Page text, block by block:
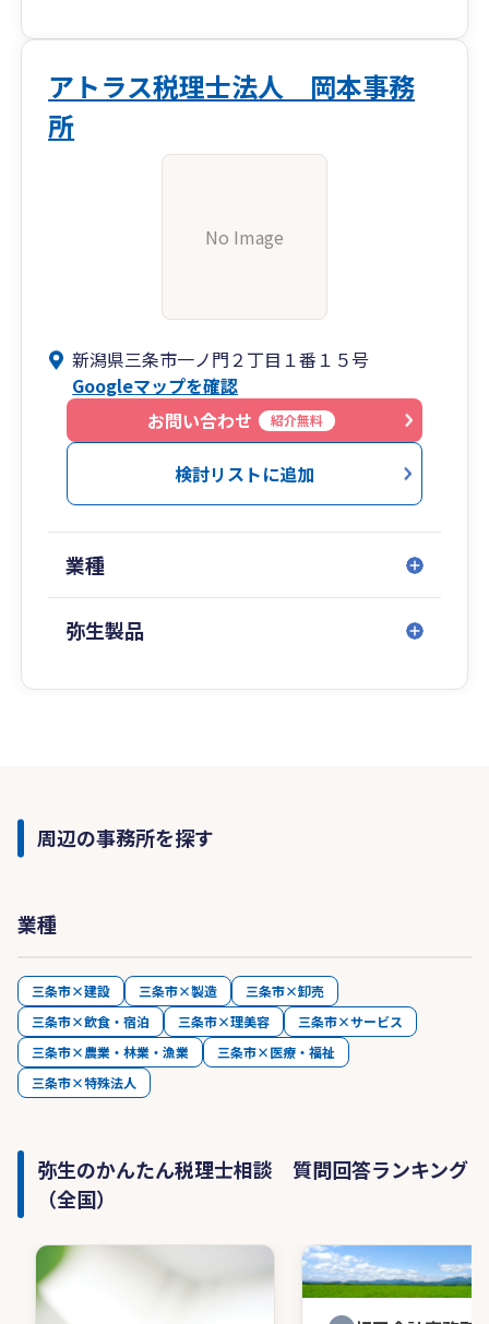
アトラス税理士法人 岡本事務
所
No Image
新潟県三条市一ノ門２丁目１番１５号
Googleマップを確認
お問い合わせ
紹介無料
検討リストに追加
業種
弥生製品
周辺の事務所を探す
業種
三条市×建設 三条市×製造
三条市×卸売
三条市×飲食・宿泊
三条市×理美容
三条市×サービス
三条市×農業・林業・漁業
三条市×医療・福祉
三条市×特殊法人
弥生のかんたん税理士相談 質問回答ランキング
（全国）